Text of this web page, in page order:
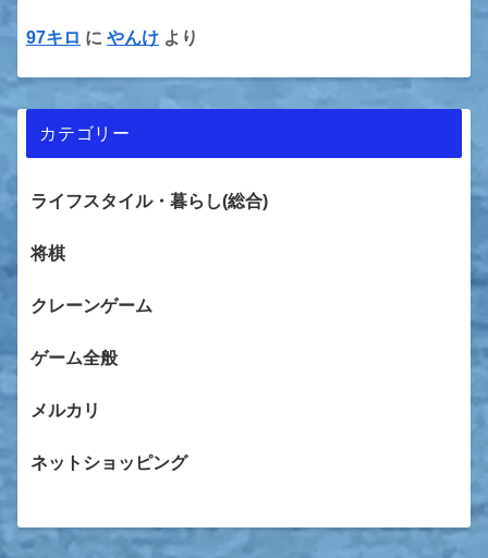
97キロ に やんけ より
カテゴリー
ライフスタイル・暮らし(総合)
将棋
クレーンゲーム
ゲーム全般
メルカリ
ネットショッピング